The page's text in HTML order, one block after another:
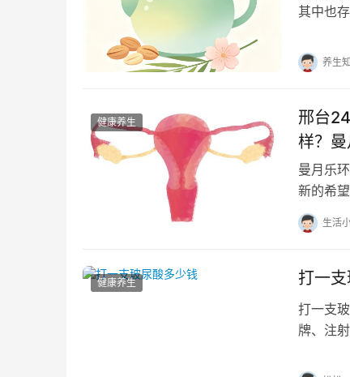
其中也
养生
健康养生
邢台
样？曼
曼月乐
新的希
症的效
生活
健康养生 打一
打一支
牌、注